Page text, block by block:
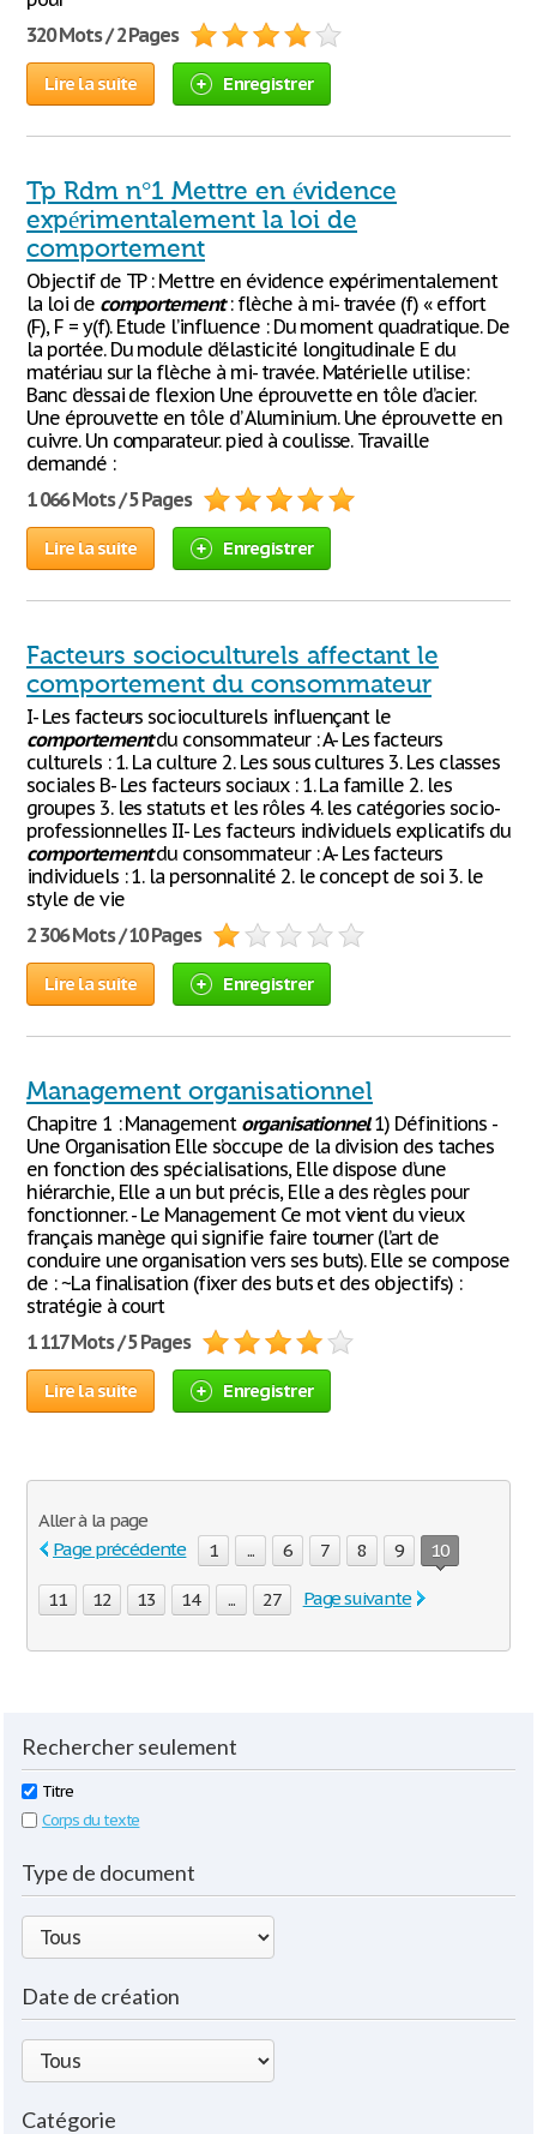
320 Mots / 2 Pages
Lire la suite Enregistrer
Tp Rdm n°1 Mettre en évidence
expérimentalement la loi de
comportement
Objectif de TP : Mettre en évidence expérimentalement
la loi de comportement: flèche à mi- travée (f) « effort
(F), F = y(f). Etude l’influence : Du moment quadratique. De
la portée. Du module d’élasticité longitudinale E du
matériau sur la flèche à mi- travée. Matérielle utilise:
Banc d’essai de flexion Une éprouvette en tôle d’acier.
Une éprouvette en tôle d’ Aluminium. Une éprouvette en
cuivre. Un comparateur. pied à coulisse. Travaille
demandé :
1 066 Mots / 5 Pages
Lire la suite Enregistrer
Facteurs socioculturels affectant le
comportement du consommateur
I- Les facteurs socioculturels influençant le
comportementdu consommateur : A- Les facteurs
culturels : 1. La culture 2. Les sous cultures 3. Les classes
sociales B- Les facteurs sociaux : 1. La famille 2. les
groupes 3. les statuts et les rôles 4. les catégories socio-
professionnelles II- Les facteurs individuels explicatifs du
comportementdu consommateur : A- Les facteurs
individuels : 1. la personnalité 2. le concept de soi 3. le
style de vie
2 306 Mots / 10 Pages
Lire la suite Enregistrer
Management organisationnel
Chapitre 1 : Management organisationnel1) Définitions -
Une Organisation Elle s’occupe de la division des taches
en fonction des spécialisations, Elle dispose d’une
hiérarchie, Elle a un but précis, Elle a des règles pour
fonctionner. - Le Management Ce mot vient du vieux
français manège qui signifie faire tourner (l’art de
conduire une organisation vers ses buts). Elle se compose
de : ~La finalisation (fixer des buts et des objectifs) :
stratégie à court
1 117 Mots / 5 Pages
Lire la suite Enregistrer
Aller à la page
Page précédente
1 ... 6 7 8 9 10
11 12 13 14 ... 27 Page suivante
Rechercher seulement
Titre
Corps du texte
Type de document
Date de création
Catégorie